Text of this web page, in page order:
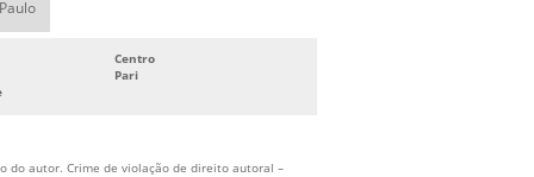
Centro
Pari
do autor. Crime de violação de direito autoral –